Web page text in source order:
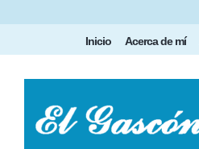
Inicio Acerca de mí